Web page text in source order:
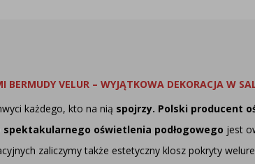
VELUR – WYJĄTKOWA DEKORACJA W
każdego, kto na nią spojrzy. Polski producent
spektakularnego oświetlenia podłogowego jest
zaliczymy także estetyczny klosz pokryty